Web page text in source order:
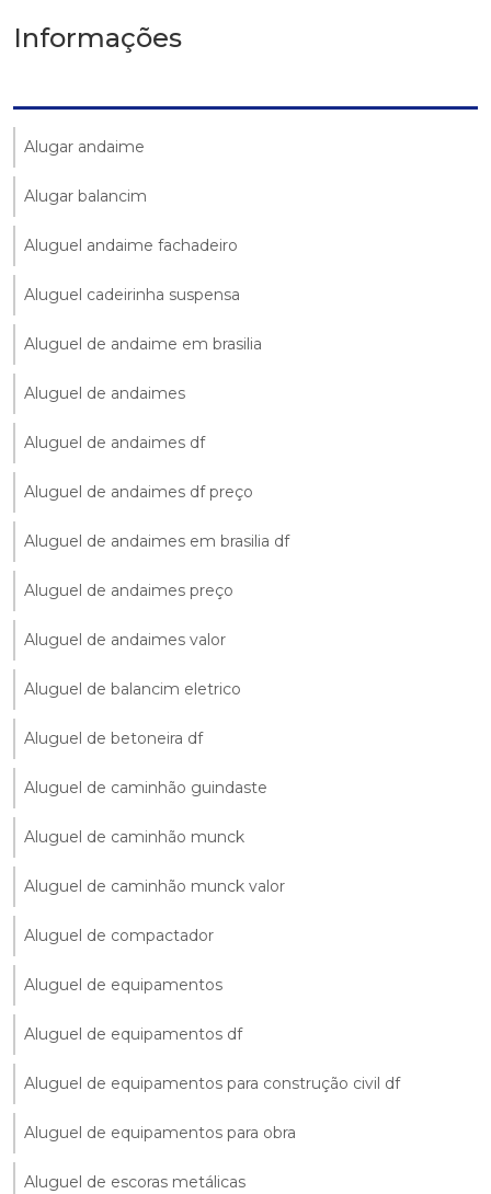
Informações
Alugar andaime
Alugar balancim
Aluguel andaime fachadeiro
Aluguel cadeirinha suspensa
Aluguel de andaime em brasilia
Aluguel de andaimes
Aluguel de andaimes df
Aluguel de andaimes df preço
Aluguel de andaimes em brasilia df
Aluguel de andaimes preço
Aluguel de andaimes valor
Aluguel de balancim eletrico
Aluguel de betoneira df
Aluguel de caminhão guindaste
Aluguel de caminhão munck
Aluguel de caminhão munck valor
Aluguel de compactador
Aluguel de equipamentos
Aluguel de equipamentos df
Aluguel de equipamentos para construção civil df
Aluguel de equipamentos para obra
Aluguel de escoras metálicas